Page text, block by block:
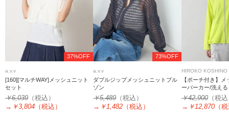
37%OFF
a.v.v
[160][マルチWAY]メッシュニット
セット
￥6,039 （税込）
→ ￥3,804 （税込）
73%OFF
a.v.v
ダブルジップメッシュニットブル
ゾン
￥5,489（税込）
→ ￥1,482 （税込）
HIROKO KOSHINO
【ポーチ付き】
ーパーカー/洗える
￥42,900（税
→ ￥12,870（